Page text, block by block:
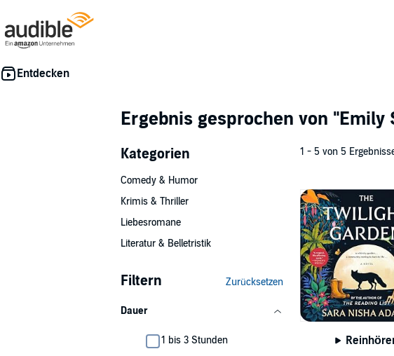
Ergebnis gesprochen von "Emily
Kategorien
Comedy & Humor
Krimis & Thriller
Liebesromane
Literatur & Belletristik
Filtern Zurücksetzen
Dauer
1 bis 3 Stunden
1 - 5 von 5